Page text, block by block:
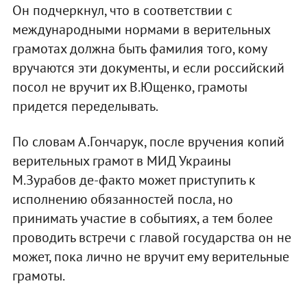
Он подчеркнул, что в соответствии с
международными нормами в верительных
грамотах должна быть фамилия того, кому
вручаются эти документы, и если российский
посол не вручит их В.Ющенко, грамоты
придется переделывать.
По словам А.Гончарук, после вручения копий
верительных грамот в МИД Украины
М.Зурабов де-факто может приступить к
исполнению обязанностей посла, но
принимать участие в событиях, а тем более
проводить встречи с главой государства он не
может, пока лично не вручит ему верительные
грамоты.